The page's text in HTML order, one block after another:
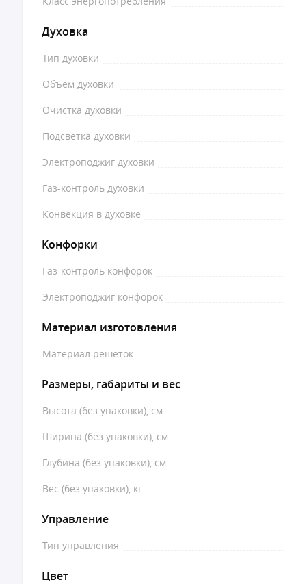
Духовка
Тип духовки
Объем духовки
Очистка духовки
Подсветка духовки
Электроподжиг духовки
Газ-контроль духовки
Конвекция в духовке
Конфорки
Газ-контроль конфорок
Электроподжиг конфорок
Материал изготовления
Материал решеток
Размеры, габариты и вес
Высота (без упаковки), см
Ширина (без упаковки), см
Глубина (без упаковки), см
Вес (без упаковки), кг
Управление
Тип управления
Цвет